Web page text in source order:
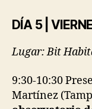
DÍA 5 |
Lugar: Bit
9:30-10:30
Martínez